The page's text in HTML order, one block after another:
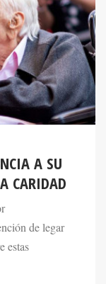
A SU
CARIDAD
de legar
estas